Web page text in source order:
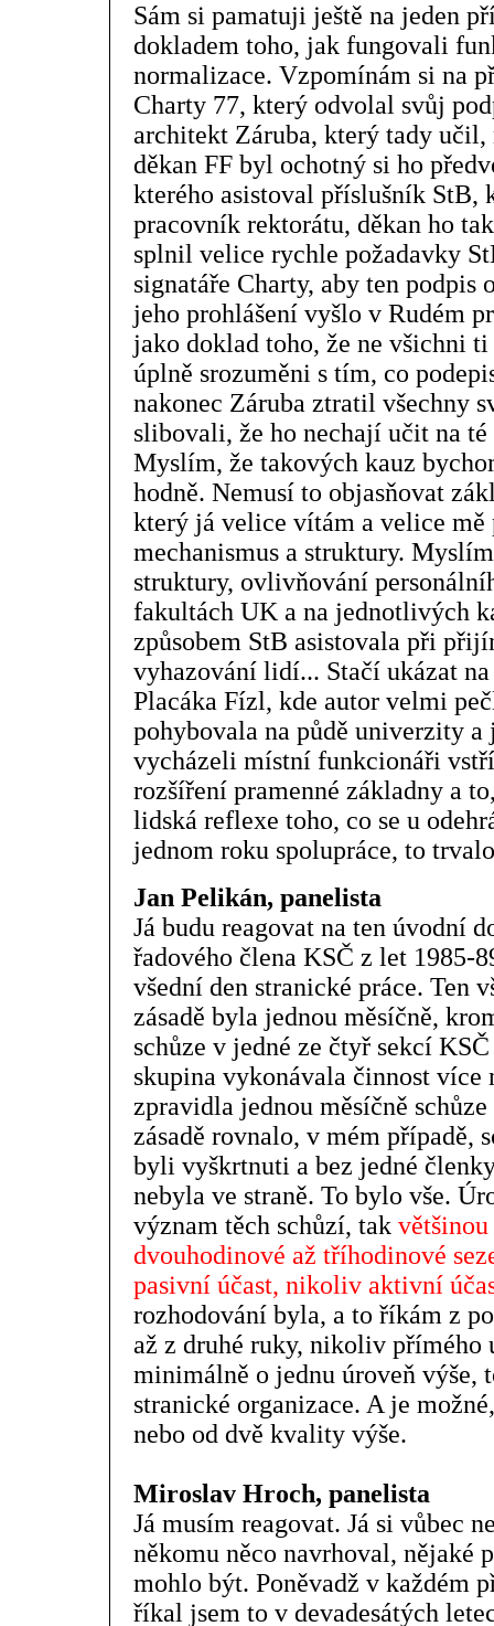
Sám si pamatuji ještě na jeden
dokladem toho, jak fungovali
normalizace. Vzpomínám si na
Charty 77, který odvolal svůj
architekt Záruba, který tady
děkan FF byl ochotný si ho
kterého asistoval příslušník StB,
pracovník rektorátu, děkan ho
splnil velice rychle požadavky
signatáře Charty, aby ten
jeho prohlášení vyšlo v Rudém
jako doklad toho, že ne všichni
úplně srozuměni s tím, co
nakonec Záruba ztratil všechny
slibovali, že ho nechají učit na
Myslím, že takových kauz
hodně. Nemusí to objasňovat
který já velice vítám a velice mě
mechanismus a struktury.
struktury, ovlivňování
fakultách UK a na jednotlivých
způsobem StB asistovala při
vyhazování lidí... Stačí ukázat
Placáka Fízl, kde autor velmi
pohybovala na půdě univerzity
vycházeli místní funkcionáři
rozšíření pramenné základny a
lidská reflexe toho, co se u
jednom roku spolupráce, to
Jan Pelikán, panelista
Já budu reagovat na ten úvodní
řadového člena KSČ z let 1985-
všední den stranické práce. Ten
zásadě byla jednou měsíčně,
schůze v jedné ze čtyř sekcí
skupina vykonávala činnost více
zpravidla jednou měsíčně
zásadě rovnalo, v mém případě,
byli vyškrtnuti a bez jedné
nebyla ve straně. To bylo vše.
význam těch schůzí, tak
dvouhodinové až tříhodinové
pasivní účast, nikoliv aktivní
rozhodování byla, a to říkám z
až z druhé ruky, nikoliv přímého
minimálně o jednu úroveň výše,
stranické organizace. A je
nebo od dvě kvality výše.
Miroslav Hroch, panelista
Já musím reagovat. Já si vůbec
někomu něco navrhoval, nějaké
mohlo být. Poněvadž v každém
říkal jsem to v devadesátých